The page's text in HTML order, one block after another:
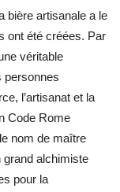
bière artisanale a le
ont été créées. Par
véritable
personnes
l’artisanat et la
Code Rome
nom de maître
grand alchimiste
pour la